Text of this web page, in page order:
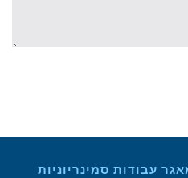
עבודות סמינריוניות